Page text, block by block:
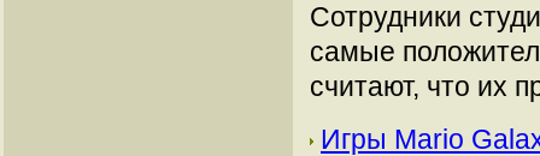
Сотрудники
самые
считают, что их
Игры Mario